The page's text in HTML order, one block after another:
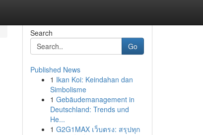
Search
Go
Published News
1 Ikan Koi: Keindahan dan
Simbolisme
1 Gebäudemanagement in
Deutschland: Trends und
He...
1 G2G1MAX เว็บตรง: สรุปทุก